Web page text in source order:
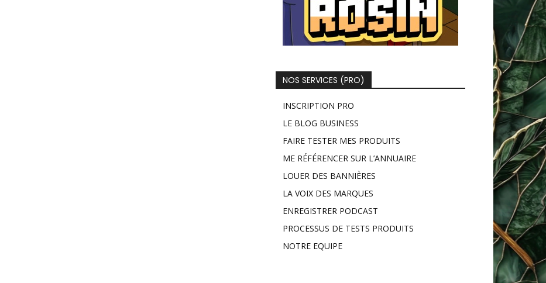
NOS SERVICES (PRO)
INSCRIPTION PRO
LE BLOG BUSINESS
FAIRE TESTER MES PRODUITS
ME RÉFÉRENCER SUR L’ANNUAIRE
LOUER DES BANNIÈRES
LA VOIX DES MARQUES
ENREGISTRER PODCAST
PROCESSUS DE TESTS PRODUITS
NOTRE EQUIPE